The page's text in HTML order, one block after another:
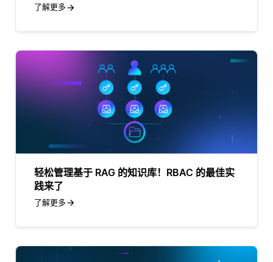
了解更多
轻松管理基于 RAG 的知识库！RBAC 的最佳实
践来了
了解更多